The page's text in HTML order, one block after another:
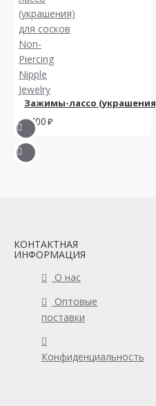
Зажимы-лассо
1400
КОНТАКТНАЯ
ИНФОРМАЦИЯ
О нас
Оптовые
поставки
Конфиденциальность